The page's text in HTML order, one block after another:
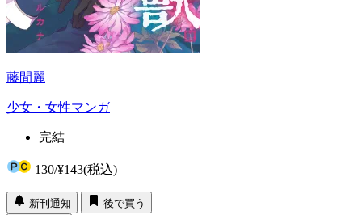
藤間麗
少女・女性マンガ
完結
130/¥143(税込)
新刊通知
後で買う